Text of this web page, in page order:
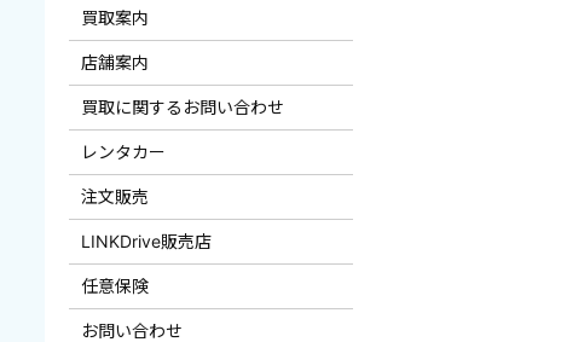
買取案内
店舗案内
買取に関するお問い合わせ
レンタカー
注文販売
LINKDrive販売店
任意保険
お問い合わせ